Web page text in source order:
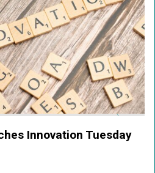
Innovation Tuesday